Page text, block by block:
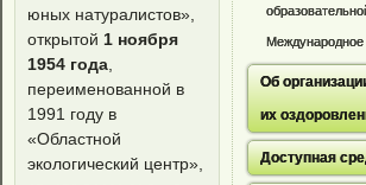
юных натуралистов»,
открытой 1 ноября
1954 года
переименованной в
1991 году в
«Областной
экологический центр»,
Международное
Об
их
Доступная